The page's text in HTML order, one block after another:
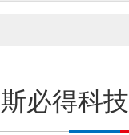
斯必得科技